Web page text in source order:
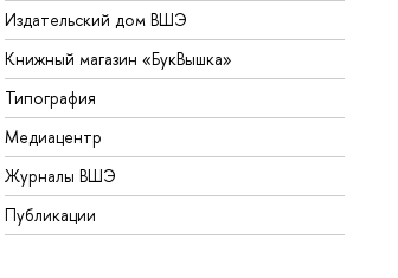
Издательский дом ВШЭ
Книжный магазин «БукВышка»
Типография
Медиацентр
Журналы ВШЭ
Публикации